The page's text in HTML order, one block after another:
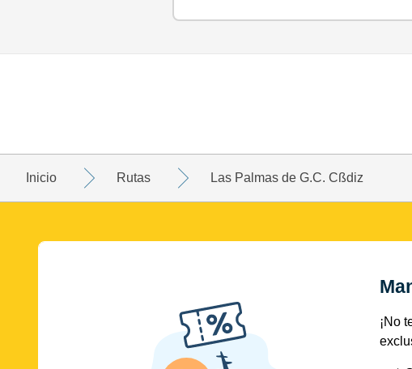
Inicio Rutas Las Palmas de G.C. Cßdiz
¡No